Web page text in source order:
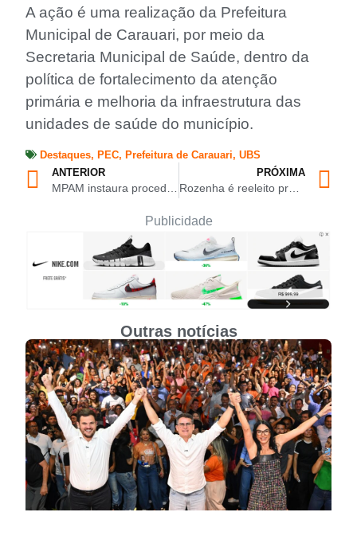
A ação é uma realização da Prefeitura
Municipal de Carauari, por meio da
Secretaria Municipal de Saúde, dentro da
política de fortalecimento da atenção
primária e melhoria da infraestrutura das
unidades de saúde do município.
Destaques, PEC, Prefeitura de Carauari, UBS
ANTERIOR
PRÓXIMA
Rozenha é reeleito presidente da FAF
Publicidade
Outras notícias